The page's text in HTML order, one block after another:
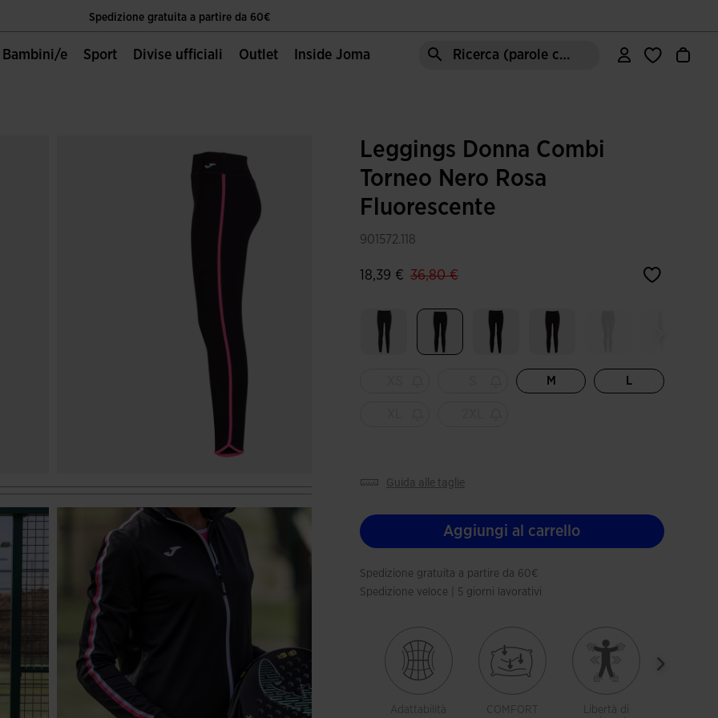
Spedizione gratuita a partire da 60€
Unica Pagina Ufficiale Joma Sport
Spedizione gratuita a partire da 60€
Bambini/e Sport Divise ufficiali Outlet Inside Joma Ricerca (parole chiave, ecc.)
Leggings Donna Combi
Torneo Nero Rosa
Fluorescente
901572.118
18,39 € label.price.reduced.from
36,80 €label.price.to
M L
guida alle taglie
Aggiungi al carrello
Spedizione gratuita a partire da 60€
Spedizione veloce | 5 giorni lavorativi
Adattabilità COMFORT
Libertà di